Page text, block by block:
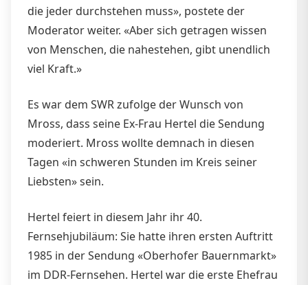
die jeder durchstehen muss», postete der
Moderator weiter. «Aber sich getragen wissen
von Menschen, die nahestehen, gibt unendlich
viel Kraft.»
Es war dem SWR zufolge der Wunsch von
Mross, dass seine Ex-Frau Hertel die Sendung
moderiert. Mross wollte demnach in diesen
Tagen «in schweren Stunden im Kreis seiner
Liebsten» sein.
Hertel feiert in diesem Jahr ihr 40.
Fernsehjubiläum: Sie hatte ihren ersten Auftritt
1985 in der Sendung «Oberhofer Bauernmarkt»
im DDR-Fernsehen. Hertel war die erste Ehefrau